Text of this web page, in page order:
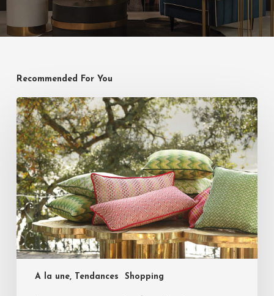
Recommended For You
A la une, Tendances Shopping